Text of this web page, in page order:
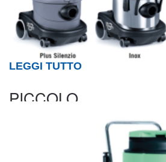
PICCOLO
LEGGI TUTTO